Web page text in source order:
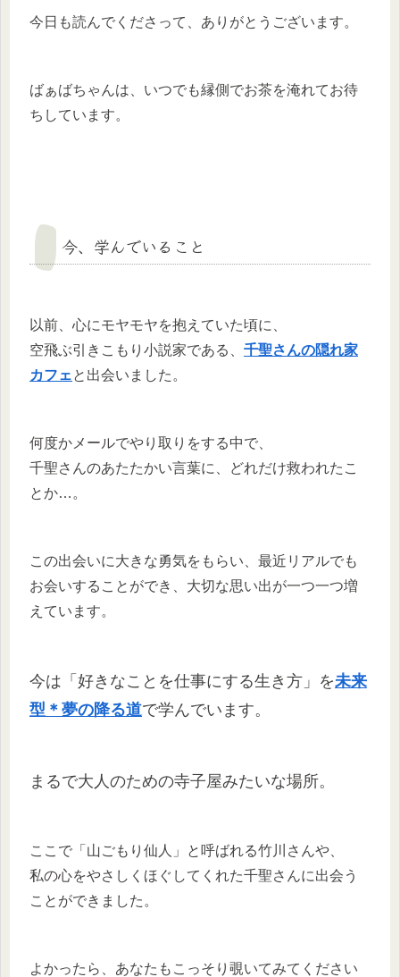
今日も読んでくださって、ありがとうございます。
ばぁばちゃんは、いつでも縁側でお茶を淹れてお待
ちしています。
今、学んでいること
以前、心にモヤモヤを抱えていた頃に、
空飛ぶ引きこもり小説家である、 千聖さんの隠れ家
カフェと出会いました。
何度かメールでやり取りをする中で、
千聖さんのあたたかい言葉に、どれだけ救われたこ
とか…。
この出会いに大きな勇気をもらい、最近リアルでも
お会いすることができ、大切な思い出が一つ一つ増
えています。
今は「好きなことを仕事にする生き方」を未来
型＊夢の降る道で学んでいます。
まるで大人のための寺子屋みたいな場所。
ここで「山ごもり仙人」と呼ばれる竹川さんや、
私の心をやさしくほぐしてくれた千聖さんに出会う
ことができました。
よかったら、あなたもこっそり覗いてみてください